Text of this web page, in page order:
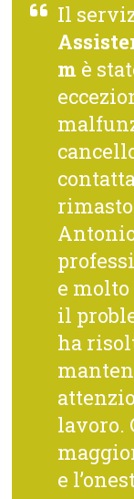
Il
m è
e
il
ha
lavoro.
e